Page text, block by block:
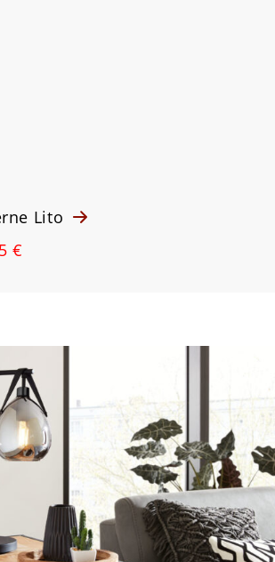
Lito
€